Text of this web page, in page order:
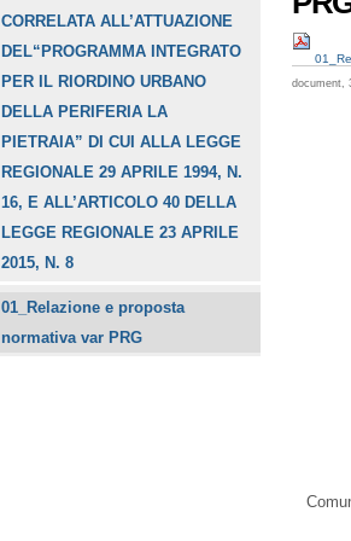
document,
CORRELATA ALL’ATTUAZIONE
DEL“PROGRAMMA INTEGRATO
PER IL RIORDINO URBANO
DELLA PERIFERIA LA
PIETRAIA” DI CUI ALLA LEGGE
REGIONALE 29 APRILE 1994, N.
16, E ALL’ARTICOLO 40 DELLA
LEGGE REGIONALE 23 APRILE
2015, N. 8
01_Relazione e proposta
normativa var PRG